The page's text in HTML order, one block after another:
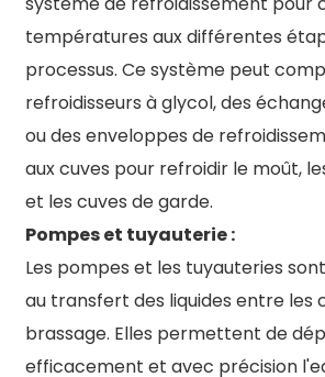
températures aux différentes
processus. Ce système peut
refroidisseurs à glycol, des
ou des enveloppes de
aux cuves pour refroidir le moût,
et les cuves de garde.
Pompes et tuyauterie :
Les pompes et les tuyauteries
au transfert des liquides entre les
brassage. Elles permettent de
efficacement et avec précision